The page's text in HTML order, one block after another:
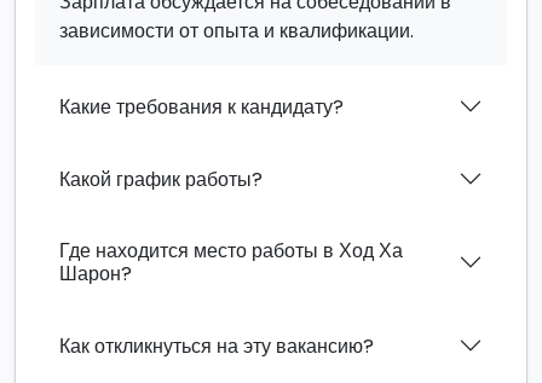
зависимости от опыта и квалификации.
Какие требования к кандидату?
Какой график работы?
Где находится место работы в Ход Ха
Шарон?
Как откликнуться на эту вакансию?